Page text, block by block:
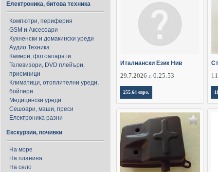
Електроника, битова техника
Компютри, периферия
GSM и Аксесоари
Кухненски и домакински уреди
Аудио Техника
Камери, фотоапарати
Телевизори, DVD плейъри,
приемници
Климатици, отоплителни уреди,
бойлери
Медицински уреди
Сешоари, маши, преси
Електроника разни
Екскурзии, почивки
На море
На планина
На село
Италиански Език Нив
29.7.2026 г. 0:25:53
255,64 евро.